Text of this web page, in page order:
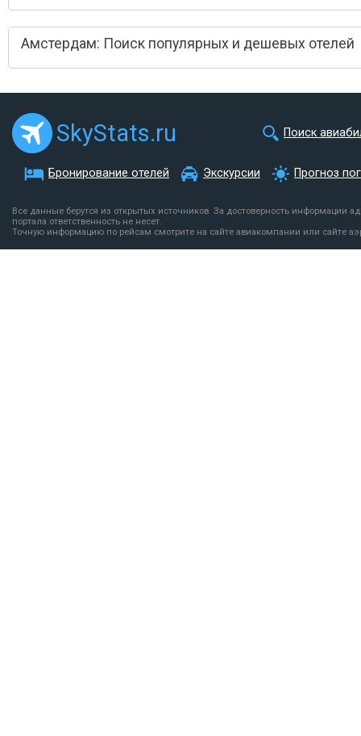
Амстердам: Поиск популярных и дешевых отелей
SkyStats.ru Поиск
Бронирование отелей Экскурсии Прогноз
Все данные берутся из открытых источников. За достоверность информации
портала ответственность не несет.
Точную информацию по рейсам смотрите на сайте авиакомпании или сайте